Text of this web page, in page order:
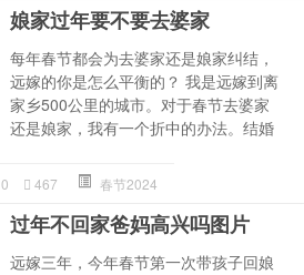
娘家过年要不要去婆家
每年春节都会为去婆家还是娘家纠结，
远嫁的你是怎么平衡的？ 我是远嫁到离
家乡500公里的城市。对于春节去婆家
还是娘家，我有一个折中的办法。结婚
0 467 春节2024
过年不回家爸妈高兴吗图片
远嫁三年，今年春节第一次带孩子回娘